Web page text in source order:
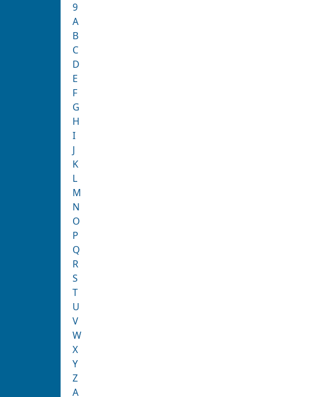
9
A
B
C
D
E
F
G
H
I
J
K
L
M
N
O
P
Q
R
S
T
U
V
W
X
Y
Z
А